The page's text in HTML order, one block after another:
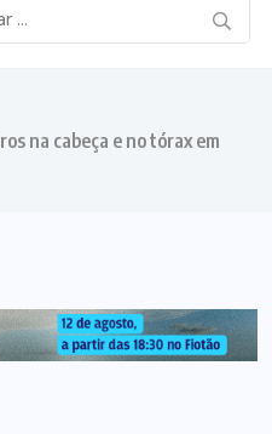
na cabeça e no tórax em